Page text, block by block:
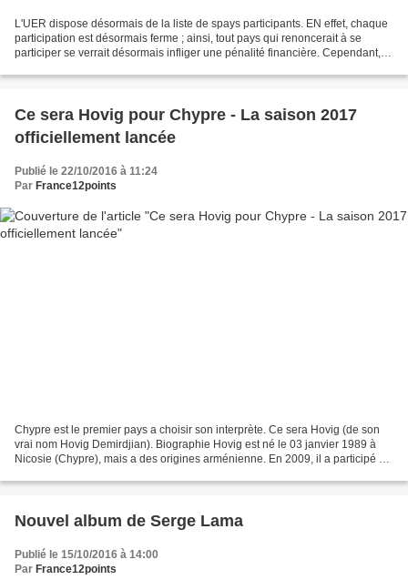
L'UER dispose désormais de la liste de spays participants. EN effet, chaque
participation est désormais ferme ; ainsi, tout pays qui renoncerait à se
participer se verrait désormais infliger une pénalité financière. Cependant,
Ce sera Hovig pour Chypre - La saison 2017
officiellement lancée
Publié le 22/10/2016 à 11:24
Par France12points
Chypre est le premier pays a choisir son interprète. Ce sera Hovig (de son
vrai nom Hovig Demirdjian). Biographie Hovig est né le 03 janvier 1989 à
Nicosie (Chypre), mais a des origines arménienne. En 2009, il a participé à
Nouvel album de Serge Lama
Publié le 15/10/2016 à 14:00
Par France12points